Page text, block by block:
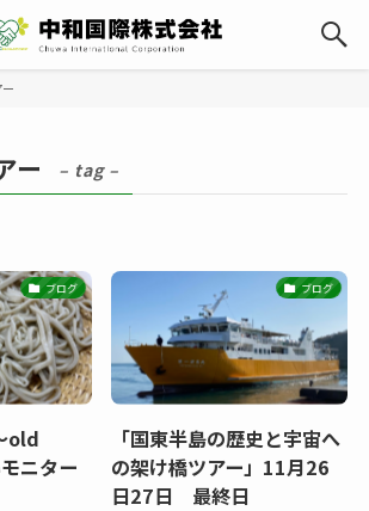
ー – tag –
ブログ
old
ニター
ブログ
「国東半島の歴史と宇宙へ
の架け橋ツアー」11月26
日27日 最終日